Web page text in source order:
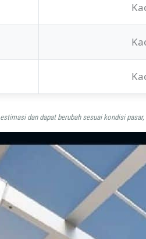
dan dapat berubah sesuai kondisi